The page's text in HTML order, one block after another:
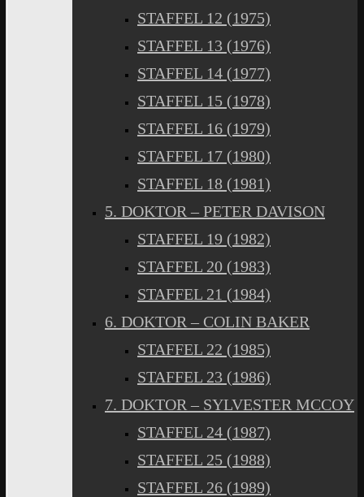
STAFFEL 12 (1975)
STAFFEL 13 (1976)
STAFFEL 14 (1977)
STAFFEL 15 (1978)
STAFFEL 16 (1979)
STAFFEL 17 (1980)
STAFFEL 18 (1981)
5. DOKTOR – PETER DAVISON
STAFFEL 19 (1982)
STAFFEL 20 (1983)
STAFFEL 21 (1984)
6. DOKTOR – COLIN BAKER
STAFFEL 22 (1985)
STAFFEL 23 (1986)
7. DOKTOR – SYLVESTER MCCOY
STAFFEL 24 (1987)
STAFFEL 25 (1988)
STAFFEL 26 (1989)